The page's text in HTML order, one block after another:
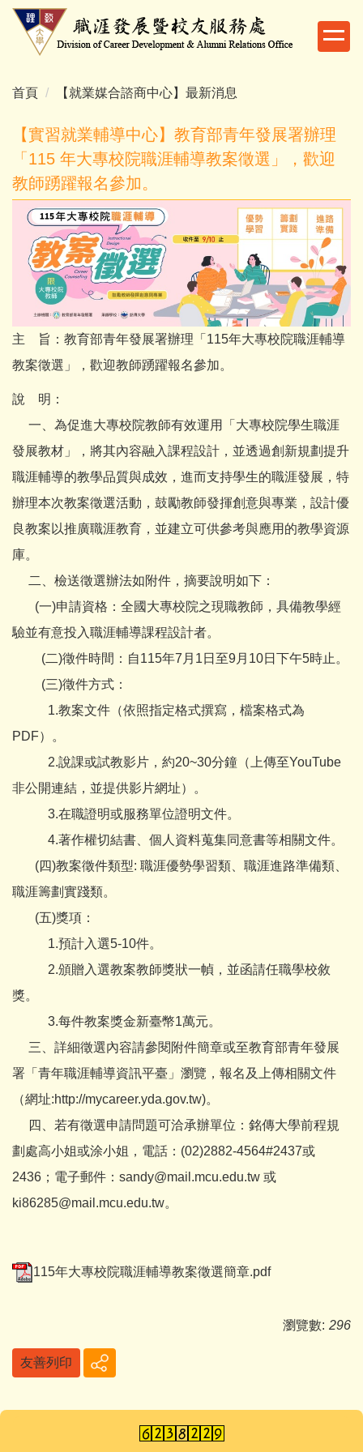
跳
內
首頁 【就業媒合諮商中心】最新消息
【實習就業輔導中心】教育部青年發展署辦理
「115 年大專校院職涯輔導教案徵選」，歡迎
教師踴躍報名參加。
主 旨：教育部青年發展署辦理「115年大專校院職涯輔導
教案徵選」，歡迎教師踴躍報名參加。
說 明：
一、為促進大專校院教師有效運用「大專校院學生職涯
發展教材」，將其內容融入課程設計，並透過創新規劃提升
職涯輔導的教學品質與成效，進而支持學生的職涯發展，特
辦理本次教案徵選活動，鼓勵教師發揮創意與專業，設計優
良教案以推廣職涯教育，並建立可供參考與應用的教學資源
庫。
二、檢送徵選辦法如附件，摘要說明如下：
(一)申請資格：全國大專校院之現職教師，具備教學經
驗並有意投入職涯輔導課程設計者。
(二)徵件時間：自115年7月1日至9月10日下午5時止。
(三)徵件方式：
1.教案文件（依照指定格式撰寫，檔案格式為
PDF）。
2.說課或試教影片，約20~30分鐘（上傳至YouTube
非公開連結，並提供影片網址）。
3.在職證明或服務單位證明文件。
4.著作權切結書、個人資料蒐集同意書等相關文件。
(四)教案徵件類型: 職涯優勢學習類、職涯進路準備類、
職涯籌劃實踐類。
(五)獎項：
1.預計入選5-10件。
2.頒贈入選教案教師獎狀一幀，並函請任職學校敘
獎。
3.每件教案獎金新臺幣1萬元。
三、詳細徵選內容請參閱附件簡章或至教育部青年發展
署「青年職涯輔導資訊平臺」瀏覽，報名及上傳相關文件
（網址:http://mycareer.yda.gov.tw)。
四、若有徵選申請問題可洽承辦單位：銘傳大學前程規
劃處高小姐或涂小姐，電話：(02)2882-4564#2437或
2436；電子郵件：sandy@mail.mcu.edu.tw 或
ki86285@mail.mcu.edu.tw。
115年大專校院職涯輔導教案徵選簡章.pdf
瀏覽數: 296
友善列印